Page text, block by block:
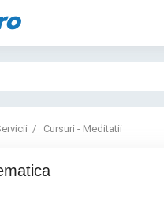
Cursuri - Meditatii